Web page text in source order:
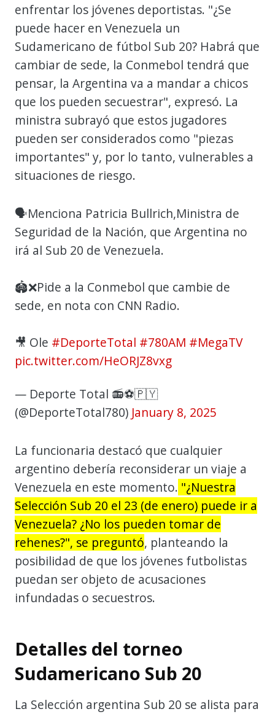
enfrentar los jóvenes deportistas. "¿Se
puede hacer en Venezuela un
Sudamericano de fútbol Sub 20? Habrá que
cambiar de sede, la Conmebol tendrá que
pensar, la Argentina va a mandar a chicos
que los pueden secuestrar", expresó. La
ministra subrayó que estos jugadores
pueden ser considerados como "piezas
importantes" y, por lo tanto, vulnerables a
situaciones de riesgo.
🗣Menciona Patricia Bullrich,Ministra de
Seguridad de la Nación, que Argentina no
irá al Sub 20 de Venezuela.
🏟❌️Pide a la Conmebol que cambie de
sede, en nota con CNN Radio.
🎥 Ole #DeporteTotal #780AM #MegaTV
pic.twitter.com/HeORJZ8vxg
— Deporte Total 📻⚽️🇵🇾
(@DeporteTotal780) January 8, 2025
La funcionaria destacó que cualquier
argentino debería reconsiderar un viaje a
Venezuela en este momento. "¿Nuestra
Selección Sub 20 el 23 (de enero) puede ir a
Venezuela? ¿No los pueden tomar de
rehenes?", se preguntó, planteando la
posibilidad de que los jóvenes futbolistas
puedan ser objeto de acusaciones
infundadas o secuestros.
Detalles del torneo
Sudamericano Sub 20
La Selección argentina Sub 20 se alista para